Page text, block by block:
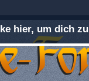
hier, um dich